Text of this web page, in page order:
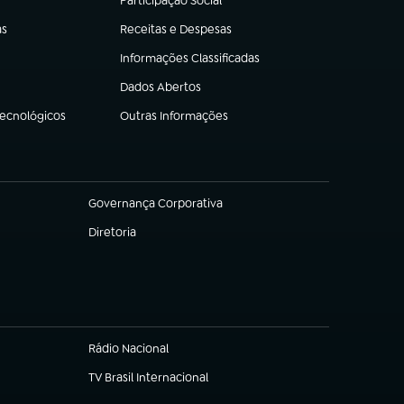
(abre em nova aba)
Receitas e Despesas
(abre em nova aba)
Informações Classificadas
(abre em nova aba)
Dados Abertos
(abre em nova aba)
Outras Informações
(abre em nova aba)
Governança Corporativa
(abre em nova aba)
Diretoria
(abre em nova aba)
Rádio Nacional
TV Brasil Internacional
(abre em nova aba)